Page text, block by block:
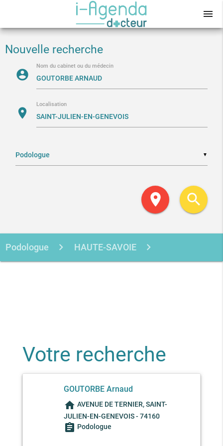
menu
Nouvelle recherche
account_circle
Nom du cabinet ou du médecin
location_on
Localisation
▼
location_on search
Podologue HAUTE-SAVOIE
Votre recherche
GOUTORBE Arnaud
home AVENUE DE TERNIER, SAINT-
JULIEN-EN-GENEVOIS - 74160
assignment Podologue